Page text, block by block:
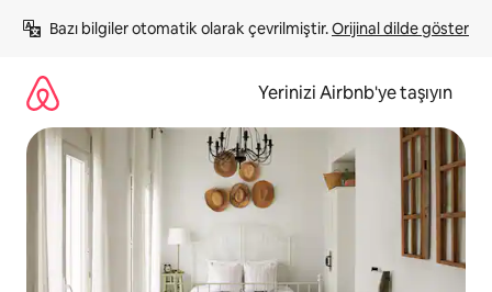
atla
Bazı bilgiler otomatik olarak çevrilmiştir. Orijinal dilde göster
Yerinizi Airbnb'ye taşıyın